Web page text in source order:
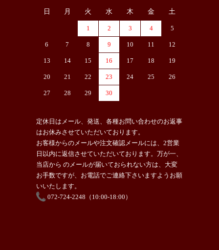
日 月 火 水 木 金 土
1 2 3 4 5
6 7 8 9 10 11 12
13 14 15 16 17 18 19
20 21 22 23 24 25 26
27 28 29 30
定休日はメール、発送、各種お問い合わせのお返事
はお休みさせていただいております。
お客様からのメールや注文確認メールには、2営業
日以内に返信させていただいております。万が一、
当店から のメールが届いておられない方は、大変
お手数ですが、お電話でご連絡下さいますようお願
いいたします。
072-724-2248（10:00-18:00）